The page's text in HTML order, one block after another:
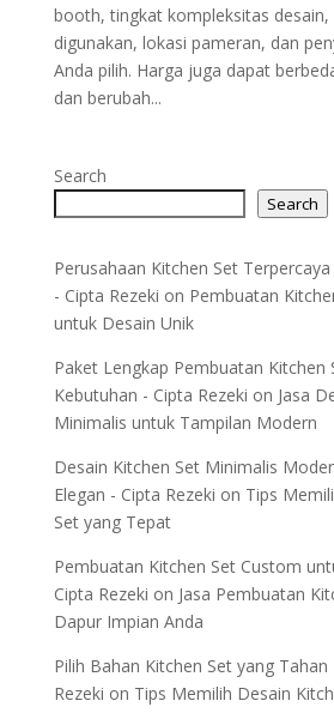
booth, tingkat kompleksitas desain,
digunakan, lokasi pameran, dan
Anda pilih. Harga juga dapat
dan berubah...
Search
Search
Perusahaan Kitchen Set
- Cipta Rezeki on Pembuatan
untuk Desain Unik
Paket Lengkap Pembuatan Kitchen
Kebutuhan - Cipta Rezeki on Jasa
Minimalis untuk Tampilan Modern
Desain Kitchen Set Minimalis
Elegan - Cipta Rezeki on Tips
Set yang Tepat
Pembuatan Kitchen Set Custom
Cipta Rezeki on Jasa Pembuatan
Dapur Impian Anda
Pilih Bahan Kitchen Set yang
Rezeki on Tips Memilih Desain